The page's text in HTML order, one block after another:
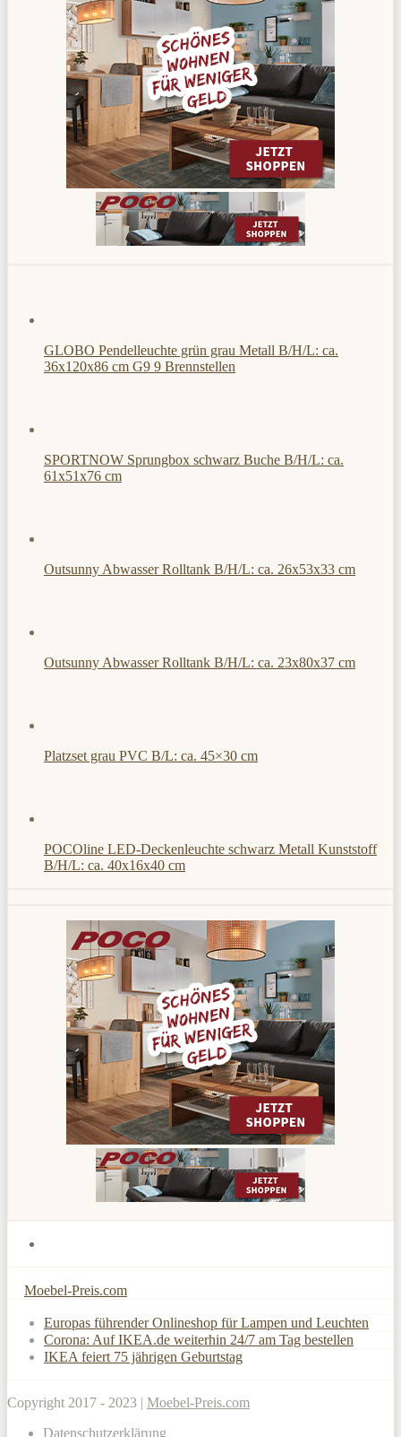
GLOBO Pendelleuchte grün grau Metall B/H/L: ca.
36x120x86 cm G9 9 Brennstellen
SPORTNOW Sprungbox schwarz Buche B/H/L: ca.
61x51x76 cm
Outsunny Abwasser Rolltank B/H/L: ca. 26x53x33 cm
Outsunny Abwasser Rolltank B/H/L: ca. 23x80x37 cm
Platzset grau PVC B/L: ca. 45×30 cm
POCOline LED-Deckenleuchte schwarz Metall Kunststoff
B/H/L: ca. 40x16x40 cm
Moebel-Preis.com
Europas führender Onlineshop für Lampen und Leuchten
Corona: Auf IKEA.de weiterhin 24/7 am Tag bestellen
IKEA feiert 75 jährigen Geburtstag
Copyright 2017 - 2023 | Moebel-Preis.com
Datenschutzerklärung